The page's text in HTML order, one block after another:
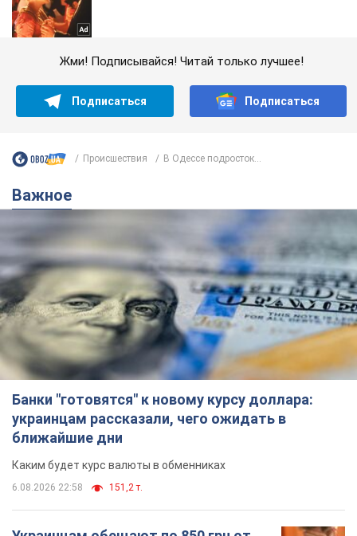
Жми! Подписывайся! Читай только лучшее!
Подписаться Подписаться
Происшествия В Одессе подросток...
Важное
Банки "готовятся" к новому курсу доллара:
украинцам рассказали, чего ожидать в
ближайшие дни
Каким будет курс валюты в обменниках
6.08.2026 22:58 151,2 т.